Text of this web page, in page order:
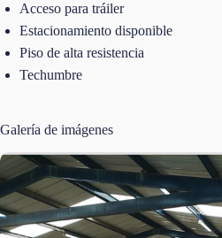
Acceso para tráiler
Estacionamiento disponible
Piso de alta resistencia
Techumbre
Galería de imágenes